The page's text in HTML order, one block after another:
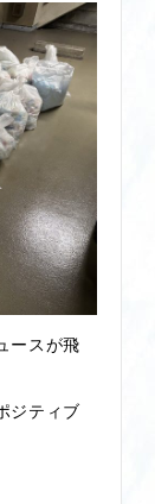
ースが飛
ジティブ